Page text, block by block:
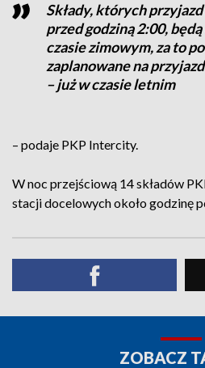
Składy, których
przed godziną 2:00,
czasie zimowym, za to
zaplanowane na
– już w czasie letnim
– podaje PKP Intercity.
W noc przejściową 14 składów
stacji docelowych około godzinę
ZOBACZ